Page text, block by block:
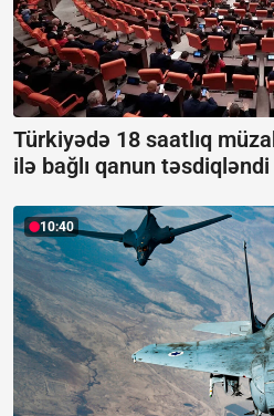
Türkiyədə 18 saatlıq
ilə bağlı qanun təsdiqləndi
10:40